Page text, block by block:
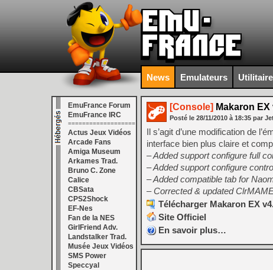
News Emulateurs
EmuFrance Forum
EmuFrance IRC
===================
Actus Jeux Vidéos
Arcade Fans
Amiga Museum
Arkames Trad.
Bruno C. Zone
Calice
CBSata
CPS2Shock
EF-Nes
Fan de la NES
GirlFriend Adv.
Landstalker Trad.
Musée Jeux Vidéos
SMS Power
Speccyal
[Console] Makaron EX
Posté le 28/11/2010 à 18:35 par
Il s’agit d’une modification de
interface bien plus claire et
– Added support configure full
– Added support configure
– Added compatible tab for
– Corrected & updated
Télécharger Makaron EX
Site Officiel
En savoir plus…